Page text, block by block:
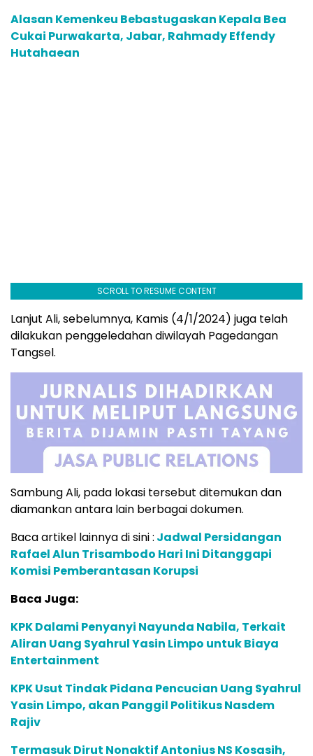
Alasan Kemenkeu Bebastugaskan Kepala Bea
Cukai Purwakarta, Jabar, Rahmady Effendy
Hutahaean
SCROLL TO RESUME CONTENT
Lanjut Ali, sebelumnya, Kamis (4/1/2024) juga telah
dilakukan penggeledahan diwilayah Pagedangan
Tangsel.
Sambung Ali, pada lokasi tersebut ditemukan dan
diamankan antara lain berbagai dokumen.
Baca artikel lainnya di sini : Jadwal Persidangan
Rafael Alun Trisambodo Hari Ini Ditanggapi
Komisi Pemberantasan Korupsi
Baca Juga:
KPK Dalami Penyanyi Nayunda Nabila, Terkait
Aliran Uang Syahrul Yasin Limpo untuk Biaya
Entertainment
KPK Usut Tindak Pidana Pencucian Uang Syahrul
Yasin Limpo, akan Panggil Politikus Nasdem
Rajiv
Termasuk Dirut Nonaktif Antonius NS Kosasih,